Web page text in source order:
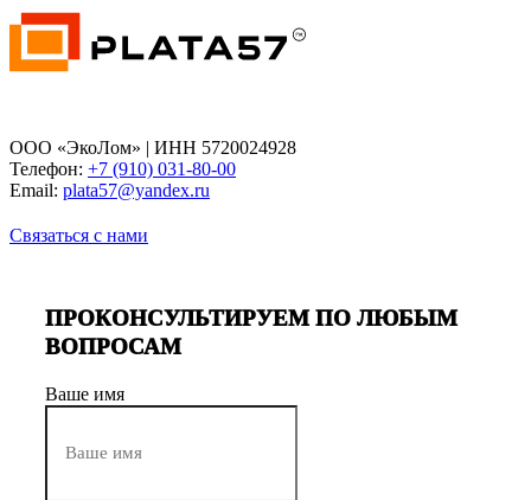
ООО «ЭкоЛом» | ИНН 5720024928
Телефон: +7 (910) 031-80-00
Email: plata57@yandex.ru
Связаться с нами
ПРОКОНСУЛЬТИРУЕМ ПО ЛЮБЫМ
ВОПРОСАМ
Ваше имя